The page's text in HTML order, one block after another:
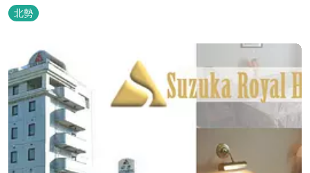
トの他、初めてのキャンプでも安心して楽しめる設備が整ったキャ
ンプ場です。 さらに、手ぶらでキャンプをお楽しみいただけるよう
に夕食バーべキュー用の炭火セットなどのレンタル品や国産牛BBQ
セットなどの食材も事前にご...
北勢